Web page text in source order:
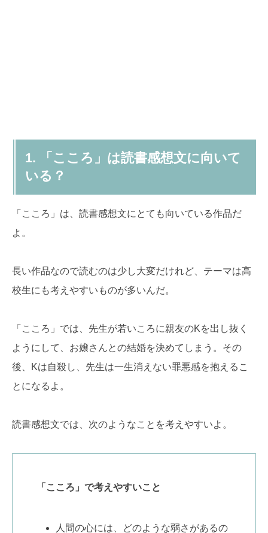
1. 「こころ」は読書感想文に向いて
いる？
「こころ」は、読書感想文にとても向いている作品だ
よ。
長い作品なので読むのは少し大変だけれど、テーマは高
校生にも考えやすいものが多いんだ。
「こころ」では、先生が若いころに親友のKを出し抜く
ようにして、お嬢さんとの結婚を決めてしまう。その
後、Kは自殺し、先生は一生消えない罪悪感を抱えるこ
とになるよ。
読書感想文では、次のようなことを考えやすいよ。
「こころ」で考えやすいこと
人間の心には、どのような弱さがあるの